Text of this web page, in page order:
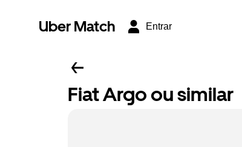
Uber Match Entrar
Fiat Argo ou similar